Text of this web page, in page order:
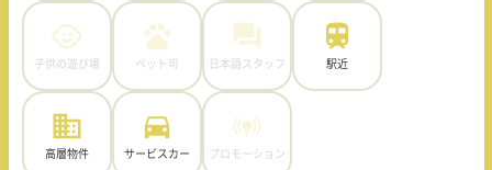
子供の遊び場 ペット可 日本語スタッフ 駅近
高層物件 サービスカー プロモーション